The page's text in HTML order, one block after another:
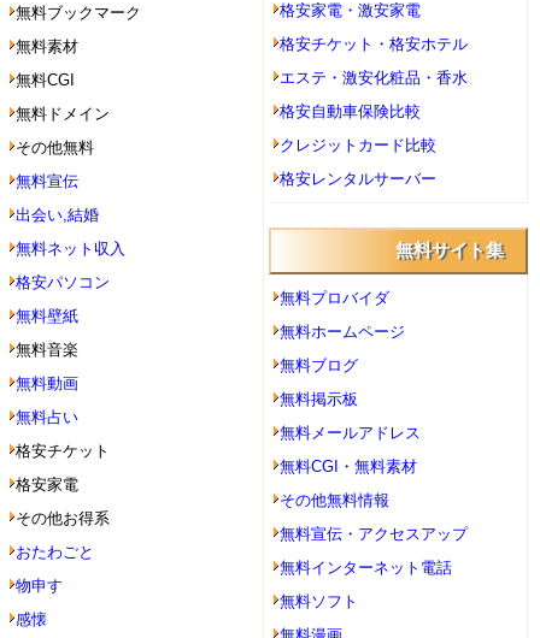
無料ブックマーク
無料素材
無料CGI
無料ドメイン
その他無料
無料宣伝
出会い,結婚
無料ネット収入
格安パソコン
無料壁紙
無料音楽
無料動画
無料占い
格安チケット
格安家電
その他お得系
おたわごと
物申す
感懐
格安家電・激安家電
格安チケット・格安ホテル
エステ・激安化粧品・香水
格安自動車保険比較
クレジットカード比較
格安レンタルサーバー
無料サイト集
無料プロバイダ
無料ホームページ
無料ブログ
無料掲示板
無料メールアドレス
無料CGI・無料素材
その他無料情報
無料宣伝・アクセスアップ
無料インターネット電話
無料ソフト